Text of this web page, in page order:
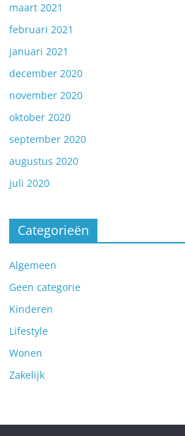
maart 2021
februari 2021
januari 2021
december 2020
november 2020
oktober 2020
september 2020
augustus 2020
juli 2020
Categorieën
Algemeen
Geen categorie
Kinderen
Lifestyle
Wonen
Zakelijk